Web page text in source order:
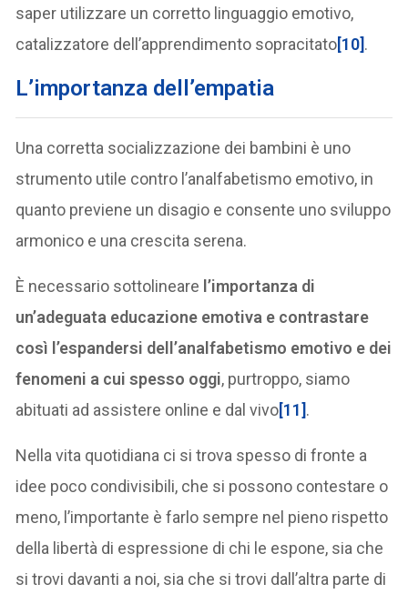
saper utilizzare un corretto linguaggio emotivo,
catalizzatore dell’apprendimento sopracitato[10].
L’importanza dell’empatia
Una corretta socializzazione dei bambini è uno
strumento utile contro l’analfabetismo emotivo, in
quanto previene un disagio e consente uno sviluppo
armonico e una crescita serena.
È necessario sottolineare l’importanza di
un’adeguata educazione emotiva e contrastare
così l’espandersi dell’analfabetismo emotivo e dei
fenomeni a cui spesso oggi, purtroppo, siamo
abituati ad assistere online e dal vivo[11].
Nella vita quotidiana ci si trova spesso di fronte a
idee poco condivisibili, che si possono contestare o
meno, l’importante è farlo sempre nel pieno rispetto
della libertà di espressione di chi le espone, sia che
si trovi davanti a noi, sia che si trovi dall’altra parte di